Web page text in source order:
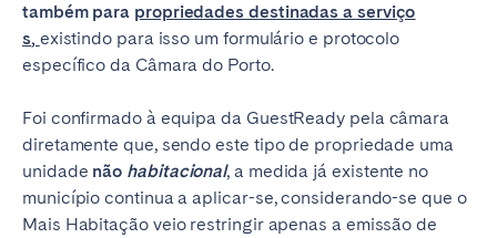
também para propriedades destinadas a serviço
s, existindo para isso um formulário e protocolo
específico da Câmara do Porto.
Foi confirmado à equipa da GuestReady pela câmara
diretamente que, sendo este tipo de propriedade uma
unidade não habitacional, a medida já existente no
município continua a aplicar-se, considerando-se que o
Mais Habitação veio restringir apenas a emissão de